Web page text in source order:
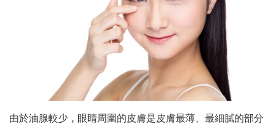
由於油腺較少，眼睛周圍的皮膚是皮膚最薄、最細膩的部分